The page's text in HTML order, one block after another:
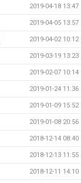
2019-04-18 13:47
2019-04-05 13:57
2019-04-02 10:12
2019-03-19 13:23
2019-02-07 10:14
2019-01-24 11:36
2019-01-09 15:52
2019-01-08 20:56
2018-12-14 08:40
2018-12-13 11:55
2018-12-11 14:10